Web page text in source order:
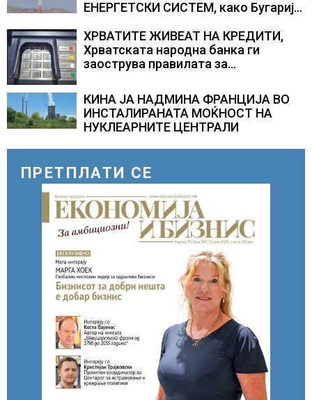
ЕНЕРГЕТСКИ СИСТЕМ, како Бугарија
складирање на енергија од батерии
ХРВАТИТЕ ЖИВЕАТ НА КРЕДИТИ,
Хрватската народна банка ги
заострува правилата за
зголемени ризици во финансискиот
систем
КИНА ЈА НАДМИНА ФРАНЦИЈА ВО
ИНСТАЛИРАНАТА МОЌНОСТ НА
НУКЛЕАРНИТЕ ЦЕНТРАЛИ
ПРЕТПЛАТИ СЕ